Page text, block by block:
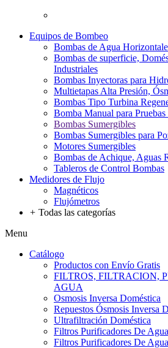
Equipos de Bombeo
Bombas de Agua
Bombas de superficie,
Industriales
Bombas Inyectoras para
Multietapas Alta Presión,
Bombas Tipo Turbina
Bomba Manual para
Bombas Sumergibles
Bombas Sumergibles para
Motores Sumergibles
Bombas de Achique, Aguas
Tableros de Control Bombas
Medidores de Flujo
Magnéticos
Flujómetros
+ Todas las categorías
Menu
Catálogo
Productos con Envío Gratis
FILTROS, FILTRACION,
AGUA
Osmosis Inversa Doméstica
Repuestos Ósmosis Inversa
Ultrafiltración Doméstica
Filtros Purificadores De
Filtros Purificadores De